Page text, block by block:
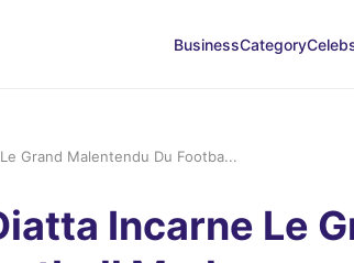
BusinessCategory
Grand Malentendu Du Footba...
Incarne Le